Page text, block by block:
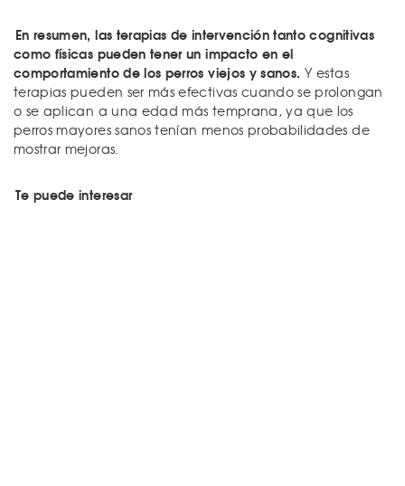
En resumen, las terapias de intervención tanto cognitivas
como físicas pueden tener un impacto en el
comportamiento de los perros viejos y sanos. Y estas
terapias pueden ser más efectivas cuando se prolongan
o se aplican a una edad más temprana, ya que los
perros mayores sanos tenían menos probabilidades de
mostrar mejoras.
Te puede interesar